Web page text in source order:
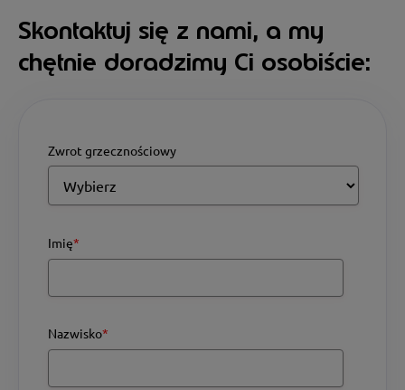
Skontaktuj się z nami, a my
chętnie doradzimy Ci osobiście:
Zwrot grzecznościowy
Imię*
Nazwisko*